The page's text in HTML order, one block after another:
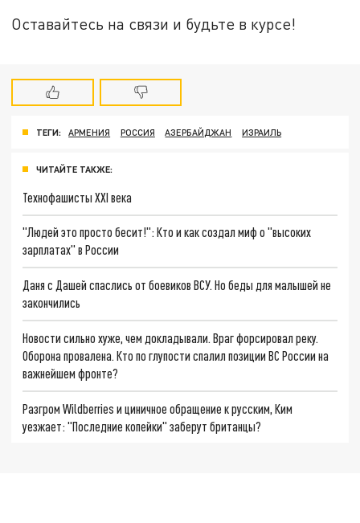
Оставайтесь на связи и будьте в курсе!
ТЕГИ: АРМЕНИЯ РОССИЯ АЗЕРБАЙДЖАН ИЗРАИЛЬ
ЧИТАЙТЕ ТАКЖЕ:
Технофашисты XXI века
"Людей это просто бесит!": Кто и как создал миф о "высоких
зарплатах" в России
Даня с Дашей спаслись от боевиков ВСУ. Но беды для малышей не
закончились
Новости сильно хуже, чем докладывали. Враг форсировал реку.
Оборона провалена. Кто по глупости спалил позиции ВС России на
важнейшем фронте?
Разгром Wildberries и циничное обращение к русским, Ким
уезжает: "Последние копейки" заберут британцы?